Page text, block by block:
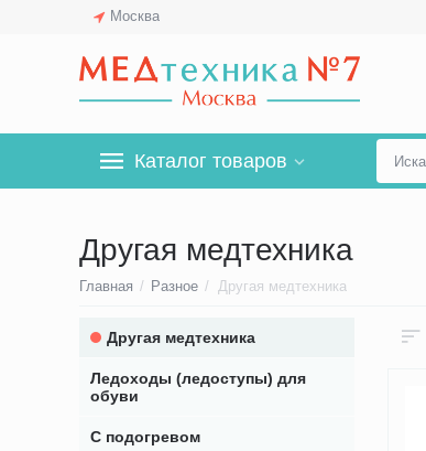
Москва
Каталог товаров
Другая медтехника
Главная / Разное / Другая медтехника
Другая медтехника
Ледоходы (ледоступы) для
обуви
С подогревом